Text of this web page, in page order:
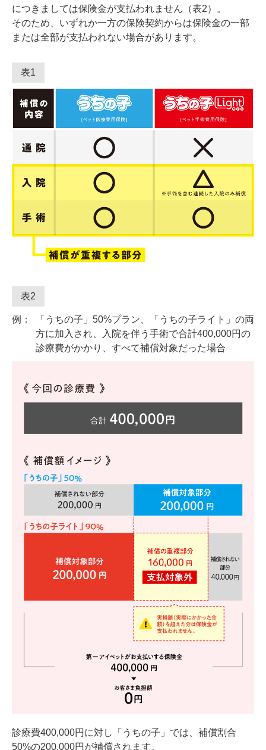
につきましては保険金が支払われません（表2）。
そのため、いずれか一方の保険契約からは保険金の一部
または全部が支払われない場合があります。
表1
表2
例：
「うちの子」50%プラン、「うちの子ライト」の両
方に加入され、入院を伴う手術で合計400,000円の
診療費がかかり、すべて補償対象だった場合
診療費400,000円に対し「うちの子」では、補償割合
50%の200,000円が補償されます。